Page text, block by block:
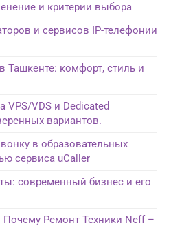
и критерии выбора
и сервисов IP-телефонии
Ташкенте: комфорт, стиль и
VPS/VDS и Dedicated
вариантов.
в образовательных
сервиса uCaller
современный бизнес и его
Почему Ремонт Техники Neff –